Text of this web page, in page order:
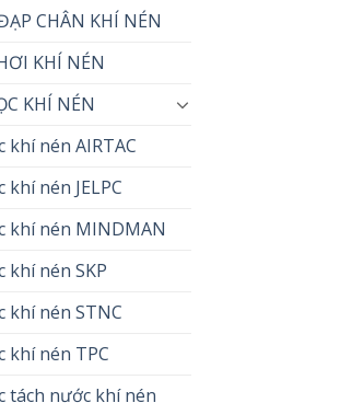
CHÂN KHÍ NÉN
KHÍ NÉN
KHÍ NÉN
khí nén AIRTAC
khí nén JELPC
khí nén MINDMAN
khí nén SKP
khí nén STNC
khí nén TPC
tách nước khí nén